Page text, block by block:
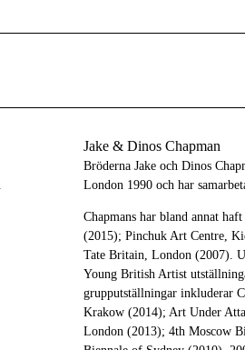
Jake & Dinos Chapman
Bröderna Jake och Dinos
London 1990 och har
Chapmans har bland annat
(2015); Pinchuk Art Centre,
Tate Britain, London (2007).
Young British Artist
grupputställningar inkluderar
Krakow (2014); Art Under
London (2013); 4th Moscow